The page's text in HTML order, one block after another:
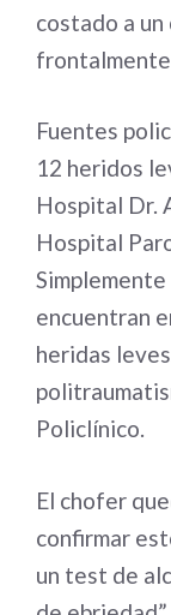
costado a
Fuentes
12 heridos
Hospital Dr.
Hospital
encuentran
heridas
Policlínico.
El chofer
confirmar
un test de